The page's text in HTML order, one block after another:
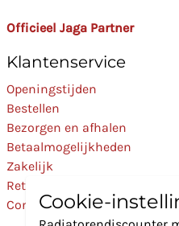
Officieel Jaga Partner
Klantenservice
Openingstijden
Bestellen
Bezorgen en afhalen
Betaalmogelijkheden
Zakelijk
Retourneren
ContactCookie-